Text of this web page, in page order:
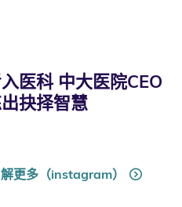
医科 中大医院CEO
抉择智慧
更多（instagram）